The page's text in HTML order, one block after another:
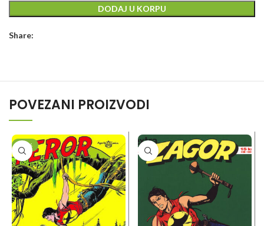
DODAJ U KORPU
Share:
POVEZANI PROIZVODI
-10%